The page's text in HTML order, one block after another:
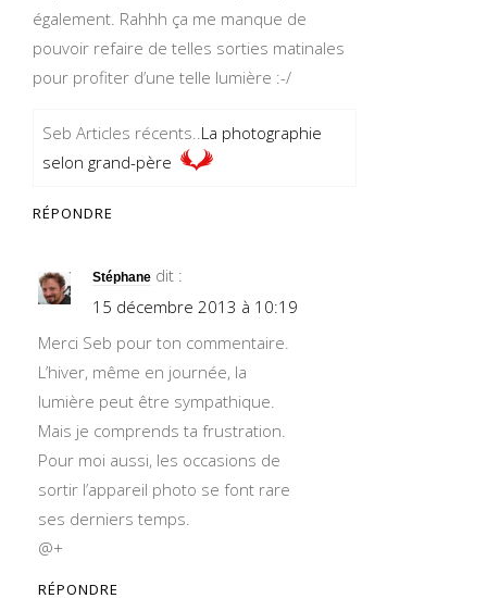
également. Rahhh ça me manque de
pouvoir refaire de telles sorties matinales
pour profiter d’une telle lumière :-/
Seb Articles récents..La photographie
selon grand-père
RÉPONDRE
Stéphane dit :
15 décembre 2013 à 10:19
Merci Seb pour ton commentaire.
L’hiver, même en journée, la
lumière peut être sympathique.
Mais je comprends ta frustration.
Pour moi aussi, les occasions de
sortir l’appareil photo se font rare
ses derniers temps.
@+
RÉPONDRE